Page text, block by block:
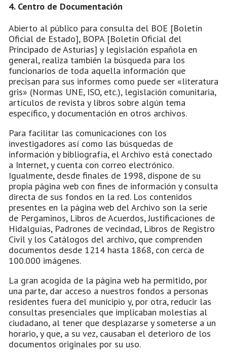
4. Centro de Documentación
Abierto al público para consulta del BOE [Boletín
Oficial de Estado], BOPA [Boletín Oficial del
Principado de Asturias] y legislación española en
general, realiza también la búsqueda para los
funcionarios de toda aquella información que
precisan para sus informes como puede ser «literatura
gris» (Normas UNE, ISO, etc.), legislación comunitaria,
artículos de revista y libros sobre algún tema
específico, y documentación en otros archivos.
Para facilitar las comunicaciones con los
investigadores así como las búsquedas de
información y bibliografía, el Archivo está conectado
a Internet, y cuenta con correo electrónico.
Igualmente, desde finales de 1998, dispone de su
propia página web con fines de información y consulta
directa de sus fondos en la red. Los contenidos
presentes en la página web del Archivo son la serie
de Pergaminos, Libros de Acuerdos, Justificaciones de
Hidalguías, Padrones de vecindad, Libros de Registro
Civil y los Catálogos del archivo, que comprenden
documentos desde 1214 hasta 1868, con cerca de
100.000 imágenes.
La gran acogida de la página web ha permitido, por
una parte, dar acceso a nuestros fondos a personas
residentes fuera del municipio y, por otra, reducir las
consultas presenciales que implicaban molestias al
ciudadano, al tener que desplazarse y someterse a un
horario, y que, a su vez, causaban el deterioro de los
documentos originales por su uso.